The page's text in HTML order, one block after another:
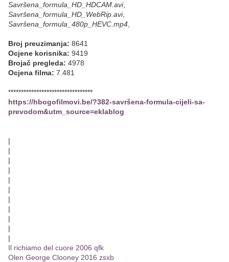
Savršena_formula_HD_HDCAM.avi,
Savršena_formula_HD_WebRip.avi,
Savršena_formula_480p_HEVC.mp4
Broj preuzimanja: 8641
Ocjene korisnika: 9419
Brojač pregleda: 4978
Ocjena filma: 7.481
*********************************
https://hbogofilmovi.be/?382-savršena-formula-cijeli-sa-
prevodom&utm_source=eklablog
|
|
|
|
|
|
|
|
|
|
|
Il richiamo del cuore 2006 qfk
Olen George Clooney 2016 zsxb